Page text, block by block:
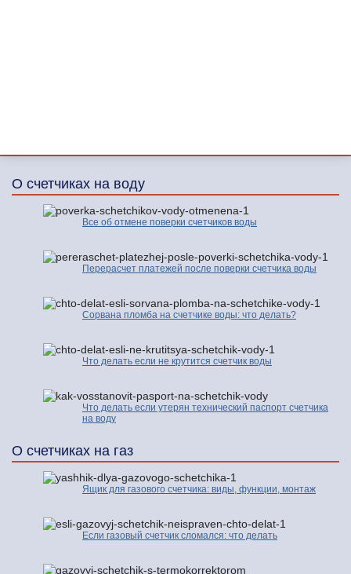
О счетчиках на воду
Все об отмене поверки счетчиков воды
Перерасчет платежей после поверки счетчика воды
Сорвана пломба на счетчике воды: что делать?
Что делать если не крутится счетчик воды
Что делать если утерян технический паспорт счетчика
на воду
О счетчиках на газ
Ящик для газового счетчика: виды, функции, монтаж
Если газовый счетчик сломался: что делать